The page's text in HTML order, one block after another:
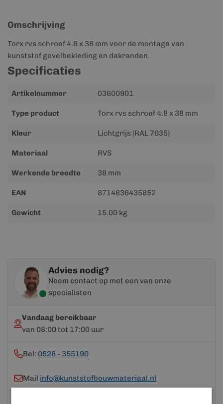
Omschrijving
Torx rvs schroef 4.8 x 38 mm voor de montage van
kunststof gevelbekleding en dakranden.
Specificaties
Meer
Artikelnummer 03600901
Type product Torx rvs schroef 4.8 x 38 mm
Kleur Lichtgrijs (RAL 7035)
Materiaal RVS
Werkende breedte 38 mm
EAN 8714836435852
Gewicht 15.00 kg
Advies nodig?
Neem contact op met een van onze
specialisten
Vandaag bereikbaar
van 08:00 tot 17:00 uur
Bel: 0528 - 355190
Mail info@kunststofbouwmateriaal.nl